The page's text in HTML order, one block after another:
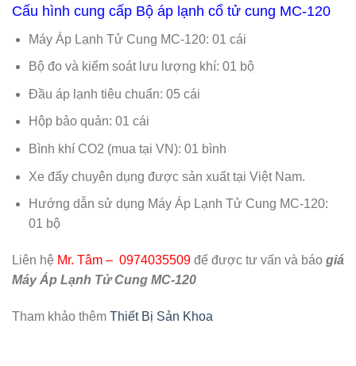
Cấu hình cung cấp Bộ áp lạnh cổ tử cung MC-120
Máy Áp Lạnh Tử Cung MC-120: 01 cái
Bộ đo và kiểm soát lưu lượng khí: 01 bộ
Đầu áp lạnh tiêu chuẩn: 05 cái
Hộp bảo quản: 01 cái
Bình khí CO2 (mua tại VN): 01 bình
Xe đẩy chuyên dụng được sản xuất tại Việt Nam.
Hướng dẫn sử dụng Máy Áp Lạnh Tử Cung MC-120:
01 bộ
Liên hệ Mr. Tâm – 0974035509 để được tư vấn và báo giá
Máy Áp Lạnh Tử Cung MC-120
Tham khảo thêm Thiết Bị Sản Khoa